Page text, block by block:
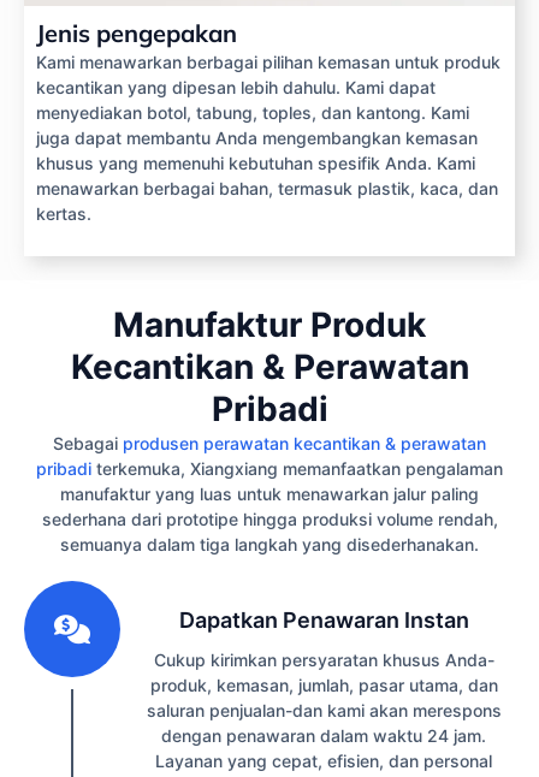
Jenis pengepakan
Kami menawarkan berbagai pilihan kemasan untuk produk
kecantikan yang dipesan lebih dahulu. Kami dapat
menyediakan botol, tabung, toples, dan kantong. Kami
juga dapat membantu Anda mengembangkan kemasan
khusus yang memenuhi kebutuhan spesifik Anda. Kami
menawarkan berbagai bahan, termasuk plastik, kaca, dan
kertas.
Manufaktur Produk
Kecantikan & Perawatan
Pribadi
Sebagai produsen perawatan kecantikan & perawatan
pribadi terkemuka, Xiangxiang memanfaatkan pengalaman
manufaktur yang luas untuk menawarkan jalur paling
sederhana dari prototipe hingga produksi volume rendah,
semuanya dalam tiga langkah yang disederhanakan.
Dapatkan Penawaran Instan
Cukup kirimkan persyaratan khusus Anda-
produk, kemasan, jumlah, pasar utama, dan
saluran penjualan-dan kami akan merespons
dengan penawaran dalam waktu 24 jam.
Layanan yang cepat, efisien, dan personal